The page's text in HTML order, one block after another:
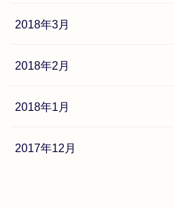
2018年3月
2018年2月
2018年1月
2017年12月